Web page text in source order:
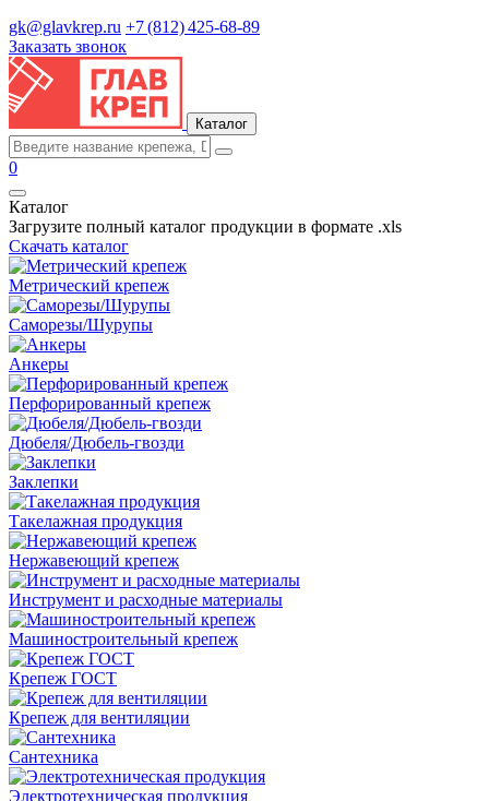
gk@glavkrep.ru +7 (812) 425-68-89
Заказать звонок
Каталог
0
Каталог
Загрузите полный каталог продукции в формате .xls
Скачать каталог
Метрический крепеж
Саморезы/Шурупы
Анкеры
Перфорированный крепеж
Дюбеля/Дюбель-гвозди
Заклепки
Такелажная продукция
Нержавеющий крепеж
Инструмент и расходные материалы
Машиностроительный крепеж
Крепеж ГОСТ
Крепеж для вентиляции
Сантехника
Электротехническая продукция